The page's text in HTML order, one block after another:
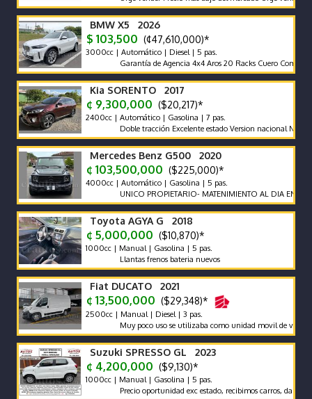
BMW X5 2026
$ 103,500 (¢47,610,000)*
3000cc | Automático | Diesel | 5 pas.
Garantía de Agencia 4x4 Aros 20 Racks Cuero Compuerta
Kia SORENTO 2017
¢ 9,300,000 ($20,217)*
2400cc | Automático | Gasolina | 7 pas.
Doble tracción Excelente estado Version nacional Nada que
Mercedes Benz G500 2020
¢ 103,500,000 ($225,000)*
4000cc | Automático | Gasolina | 5 pas.
UNICO PROPIETARIO- MATENIMIENTO AL DIA EN AGENCIA
Toyota AGYA G 2018
¢ 5,000,000 ($10,870)*
1000cc | Manual | Gasolina | 5 pas.
Llantas frenos bateria nuevos
Fiat DUCATO 2021
¢ 13,500,000 ($29,348)*
2500cc | Manual | Diesel | 3 pas.
Muy poco uso se utilizaba como unidad movil de video
Suzuki SPRESSO GL 2023
¢ 4,200,000 ($9,130)*
1000cc | Manual | Gasolina | 5 pas.
Precio oportunidad exc estado, recibimos carros, damos